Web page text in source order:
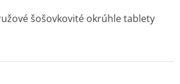
šošovkovité okrúhle tablety